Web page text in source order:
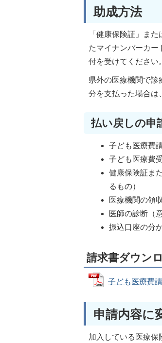
助成方法
「健康保険証」ま
たマイナンバーカー
付を受けてください。
県外の医療機関で診
分を支払った場合は
払い戻しの申
子ども医療費
子ども医療費
健康保険証ま
るもの）
医療機関の領
医師の診断（
振込口座の分
請求書ダウン
子ども医療費
申請内容に
加入している医療保